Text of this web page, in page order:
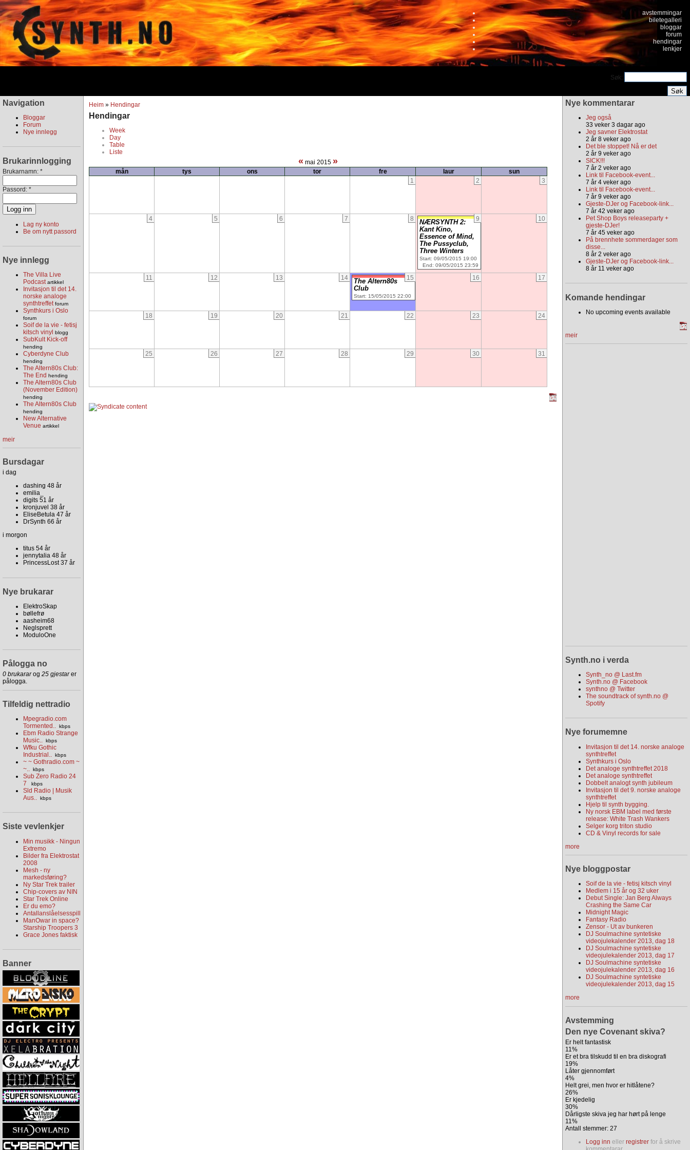
avstemmingar
biletegalleri
bloggar
forum
hendingar
lenkjer
Søk:
Navigation
Bloggar
Forum
Nye innlegg
Brukarinnlogging
Brukarnamn: *
Passord: *
Lag ny konto
Be om nytt passord
Nye innlegg
The Villa Live
Podcastartikkel
Invitasjon til det 14.
norske analoge
synthtreffet forum
Synthkurs i Oslo
forum
Soif de la vie - fetisj
kitsch vinyl
blogg
SubKult Kick-off
hending
Cyberdyne Club
hending
The Altern80s Club:
The End hending
The Altern80s Club
(November Edition)
hending
The Altern80s Club
hending
New Alternative
Venue artikkel
meir
Bursdagar
i dag
dashing 48 år
emilia_
digits 51 år
kronjuvel 38 år
EliseBetula 47 år
DrSynth 66 år
i morgon
titus 54 år
jennytalia 48 år
PrincessLost 37 år
Nye brukarar
ElektroSkap
bøllefrø
aasheim68
Neglsprett
ModuloOne
Pålogga no
0 brukararog 25 gjestarer
pålogga.
Tilfeldig nettradio
Mpegradio.com
Tormented.. kbps
Ebm Radio Strange
Music.. kbps
Wfku Gothic
Industrial.. kbps
~ ~ Gothradio.com ~
~.. kbps
Sub Zero Radio 24
7
kbps
Sld Radio | Musik
Aus.. kbps
Siste vevlenkjer
Min musikk - Ningun
Extremo
Bilder fra Elektrostat
2008
Mesh - ny
markedsføring?
Ny Star Trek trailer
Chip-covers av NIN
Star Trek Online
Er du emo?
Antallanslåelsesspill
ManOwar in space?
Starship Troopers 3
Grace Jones faktisk
Banner
Heim » Hendingar
Hendingar
Week
Day
Table
Liste
« mai 2015 »
mån tys ons tor fre laur
sun
1
2 3
4 5 6 7 8 9
NÆRSYNTH 2:
Kant Kino,
Essence of Mind,
The Pussyclub,
Three Winters
Start: 09/05/2015 19:00
End: 09/05/2015 23:59
10
11 12 13 14 15
The Altern80s
Club
Start: 15/05/2015 22:00
16 17
18 19 20 21 22 23 24
25 26 27 28 29 30 31
Nye kommentarar
Jeg også
33 veker 3 dagar ago
Jeg savner Elektrostat
2 år 8 veker ago
Det ble stoppet! Nå er det
2 år 9 veker ago
SICK!!!
7 år 2 veker ago
Link til Facebook-event...
7 år 4 veker ago
Link til Facebook-event...
7 år 9 veker ago
Gjeste-DJer og Facebook-link...
7 år 42 veker ago
Pet Shop Boys releaseparty +
gjeste-DJer!
7 år 45 veker ago
På brennhete sommerdager som
disse...
8 år 2 veker ago
Gjeste-DJer og Facebook-link...
8 år 11 veker ago
Komande hendingar
No upcoming events available
meir
Synth.no i verda
Synth_no @ Last.fm
Synth.no @ Facebook
synthno @ Twitter
The soundtrack of synth.no @
Spotify
Nye forumemne
Invitasjon til det 14. norske analoge
synthtreffet
Synthkurs i Oslo
Det analoge synthtreffet 2018
Det analoge synthtreffet
Dobbelt analogt synth jubileum
Invitasjon til det 9. norske analoge
synthtreffet
Hjelp til synth bygging.
Ny norsk EBM label med første
release: White Trash Wankers
Selger korg triton studio
CD & Vinyl records for sale
more
Nye bloggpostar
Soif de la vie - fetisj kitsch vinyl
Medlem i 15 år og 32 uker
Debut Single: Jan Berg Always
Crashing the Same Car
Midnight Magic
Fantasy Radio
Zensor - Ut av bunkeren
DJ Soulmachine syntetiske
videojulekalender 2013, dag 18
DJ Soulmachine syntetiske
videojulekalender 2013, dag 17
DJ Soulmachine syntetiske
videojulekalender 2013, dag 16
DJ Soulmachine syntetiske
videojulekalender 2013, dag 15
more
Avstemming
Den nye Covenant skiva?
Er helt fantastisk
11%
Er et bra tilskudd til en bra diskografi
19%
Låter gjennomført
4%
Helt grei, men hvor er hitlåtene?
26%
Er kjedelig
30%
Dårligste skiva jeg har hørt på lenge
11%
Antall stemmer: 27
Logg inn eller registrer for å skrive